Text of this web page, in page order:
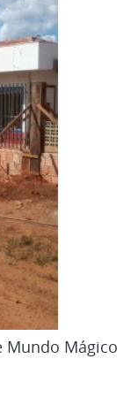
Mundo Mágico